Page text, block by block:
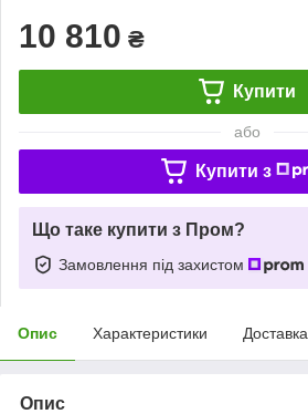
10 810 ₴
Купити
або
Купити з
Що таке купити з Пром?
Замовлення під захистом
Опис Характеристики Доставка
Опис